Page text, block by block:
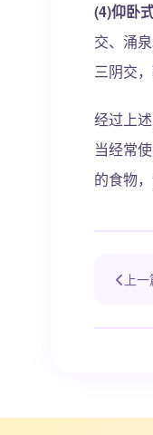
(4)仰卧
交、涌
三阴交
经过上
当经常
的食物
上